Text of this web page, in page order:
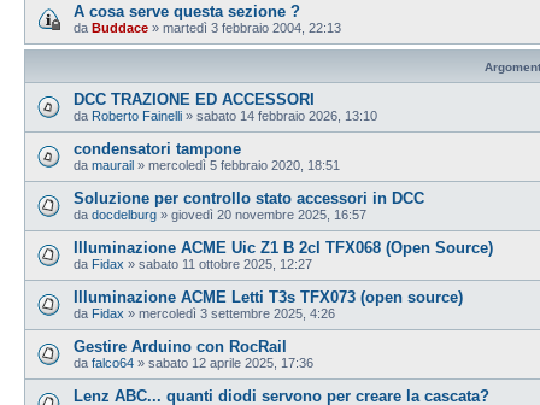
A cosa serve questa sezione ?
da Buddace » martedì 3 febbraio 2004, 22:13
DCC TRAZIONE ED ACCESSORI
da Roberto Fainelli » sabato 14 febbraio 2026, 13:10
condensatori tampone
da maurail » mercoledì 5 febbraio 2020, 18:51
Soluzione per controllo stato accessori in DCC
da docdelburg » giovedì 20 novembre 2025, 16:57
Illuminazione ACME Uic Z1 B 2cl TFX068 (Open Source)
da Fidax » sabato 11 ottobre 2025, 12:27
Illuminazione ACME Letti T3s TFX073 (open source)
da Fidax » mercoledì 3 settembre 2025, 4:26
Gestire Arduino con RocRail
da falco64 » sabato 12 aprile 2025, 17:36
Lenz ABC... quanti diodi servono per creare la cascata?